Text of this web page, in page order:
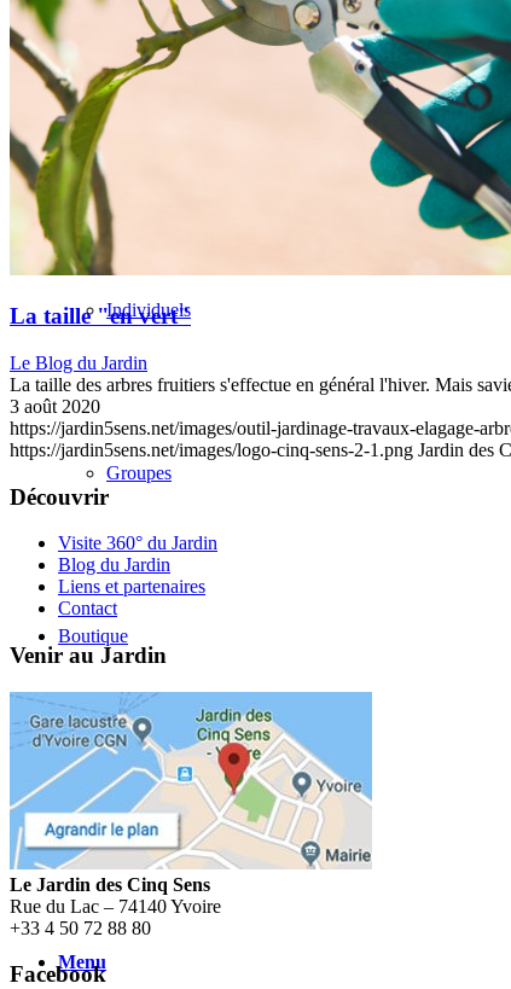
Billetterie
Individuels
Groupes
Boutique
Blog
Menu
La taille "en vert"
Le Blog du Jardin
La taille des arbres fruitiers s'effectue en général l'hiver. Mais
3 août 2020
https://jardin5sens.net/images/outil-jardinage-travaux-elagage-
https://jardin5sens.net/images/logo-cinq-sens-2-1.png Jardin des
Découvrir
Visite 360° du Jardin
Blog du Jardin
Liens et partenaires
Contact
Venir au Jardin
Le Jardin des Cinq Sens
Rue du Lac – 74140 Yvoire
+33 4 50 72 88 80
Facebook